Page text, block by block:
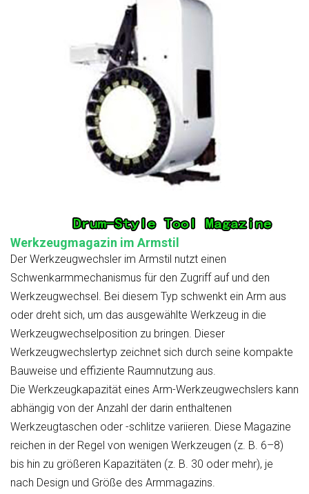
Werkzeugmagazin im Armstil
Der Werkzeugwechsler im Armstil nutzt einen
Schwenkarmmechanismus für den Zugriff auf und den
Werkzeugwechsel. Bei diesem Typ schwenkt ein Arm aus
oder dreht sich, um das ausgewählte Werkzeug in die
Werkzeugwechselposition zu bringen. Dieser
Werkzeugwechslertyp zeichnet sich durch seine kompakte
Bauweise und effiziente Raumnutzung aus.
Die Werkzeugkapazität eines Arm-Werkzeugwechslers kann
abhängig von der Anzahl der darin enthaltenen
Werkzeugtaschen oder -schlitze variieren. Diese Magazine
reichen in der Regel von wenigen Werkzeugen (z. B. 6–8)
bis hin zu größeren Kapazitäten (z. B. 30 oder mehr), je
nach Design und Größe des Armmagazins.